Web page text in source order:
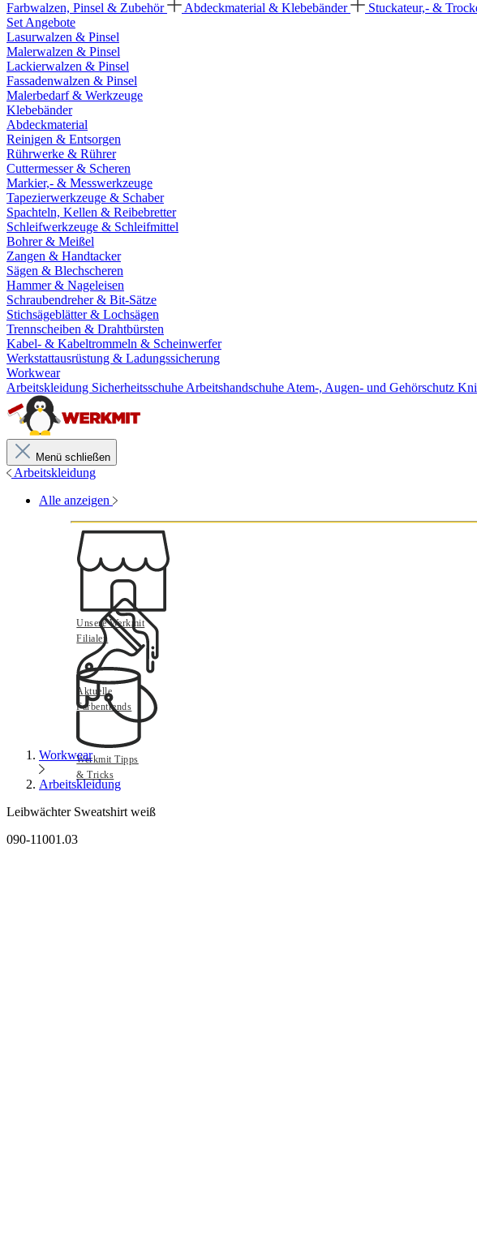
Farbwalzen, Pinsel & Zubehör
Abdeckmaterial & Klebebänder Stuckateur,- &
Set Angebote
Lasurwalzen & Pinsel
Malerwalzen & Pinsel
Lackierwalzen & Pinsel
Fassadenwalzen & Pinsel
Malerbedarf & Werkzeuge
Klebebänder
Abdeckmaterial
Reinigen & Entsorgen
Rührwerke & Rührer
Cuttermesser & Scheren
Markier,- & Messwerkzeuge
Tapezierwerkzeuge & Schaber
Spachteln, Kellen & Reibebretter
Schleifwerkzeuge & Schleifmittel
Bohrer & Meißel
Zangen & Handtacker
Sägen & Blechscheren
Hammer & Nageleisen
Schraubendreher & Bit-Sätze
Stichsägeblätter & Lochsägen
Trennscheiben & Drahtbürsten
Kabel- & Kabeltrommeln & Scheinwerfer
Werkstattausrüstung & Ladungssicherung
Workwear
Arbeitskleidung Sicherheitsschuhe Arbeitshandschuhe Atem-, Augen- und Gehörschutz
Menü schließen
Arbeitskleidung
Alle anzeigen
Unsere Werkmit
Filialen
Aktuelle
Farbentrends
Werkmit Tipps
& Tricks
Workwear
Arbeitskleidung
Leibwächter Sweatshirt weiß
090-11001.03